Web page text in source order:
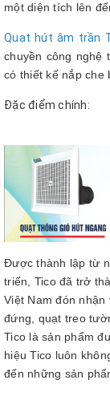
một diện tích lên
Quạt hút âm trần
chuyền công nghệ
có thiết kế nắp che
Đặc điểm chính:
Được thành lập từ
triển, Tico đã trở
Việt Nam đón nhận
đứng, quạt treo
Tico là sản phẩm
hiệu Tico luôn
đến những sản